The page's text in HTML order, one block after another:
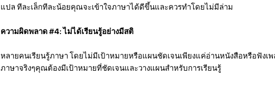
แปล ทีละเล็กทีละน้อยคุณจะเข้าใจภาษาได้ดีขึ้นและควรทำโดยไม่มีล่าม
ความผิดพลาด #4: ไม่ได้เรียนรู้อย่างมีสติ
หลายคนเรียนรู้ภาษา โดยไม่มีเป้าหมายหรือแผนชัดเจนเพียงแค่อ่านหนังสือหรือฟังเ
ภาษาจริงๆคุณต้องมีเป้าหมายที่ชัดเจนและวางแผนสำหรับการเรียนรู้